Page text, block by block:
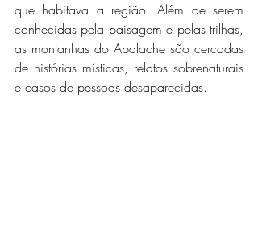
que habitava a região. Além de serem
conhecidas pela paisagem e pelas trilhas,
as montanhas do Apalache são cercadas
de histórias místicas, relatos sobrenaturais
e casos de pessoas desaparecidas.